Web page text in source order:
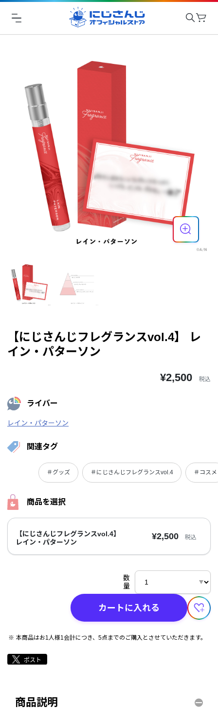
【にじさんじフレグランスvol.4】 レ
イン・パターソン
¥2,500 税込
ライバー
レイン・パターソン
関連タグ
＃グッズ ＃にじさんじフレグランスvol.4 ＃コスメ
商品を選択
【にじさんじフレグランスvol.4】
レイン・パターソン
¥2,500 税込
数
量
カートに入れる
本商品はお1人様1会計につき、5点までのご購入とさせていただきます。
商品説明